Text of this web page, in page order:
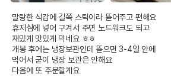
말랑한 식감에 길쭉 스틱이라 뜯어주고 편해요
휴지심에 넣어 구겨서 주면 노드워크도 되고
재밌게 맛있게 먹네요 ㅎㅎ
개봉 후에는 냉장보관인데 뜯으면 3-4일 안에
먹어서 굳이 냉장 보관은 안해요
다음에 또 주문할게요